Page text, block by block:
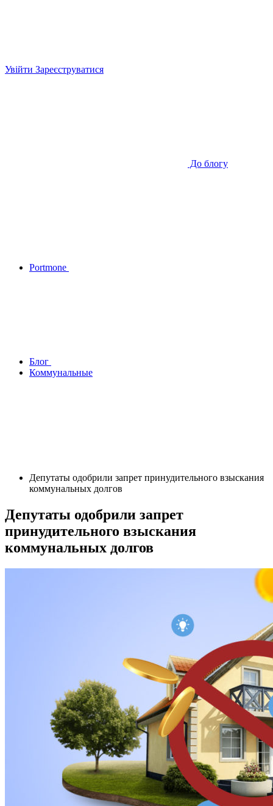
Увійти Зареєструватися
До блогу
Portmone
Блог
Коммунальные
Депутаты одобрили запрет принудительного взыскания
коммунальных долгов
Депутаты одобрили запрет
принудительного взыскания
коммунальных долгов